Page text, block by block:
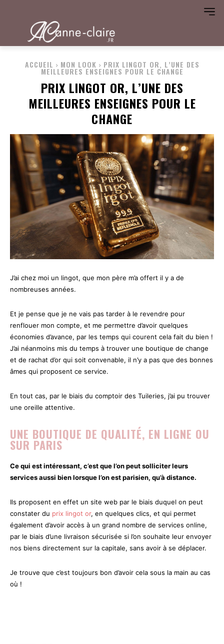
ACCUEIL MON LOOK PRIX LINGOT OR, L’UNE DES
MEILLEURES ENSEIGNES POUR LE CHANGE
PRIX LINGOT OR, L’UNE DES
MEILLEURES ENSEIGNES POUR LE
CHANGE
J’ai chez moi un lingot, que mon père m’a offert il y a de
nombreuses années.
Et je pense que je ne vais pas tarder à le revendre pour
renflouer mon compte, et me permettre d’avoir quelques
économies d’avance, par les temps qui courent cela fait du bien !
J’ai néanmoins mis du temps à trouver une boutique de change
et de rachat d’or qui soit convenable, il n’y a pas que des bonnes
âmes qui proposent ce service.
En tout cas, par le biais du comptoir des Tuileries, j’ai pu trouver
une oreille attentive.
UNE BOUTIQUE DE QUALITÉ, EN LIGNE OU
SUR PARIS
Ce qui est intéressant, c’est que l’on peut solliciter leurs
services aussi bien lorsque l’on est parisien, qu’à distance.
Ils proposent en effet un site web par le biais duquel on peut
constater du prix lingot or, en quelques clics, et qui permet
également d’avoir accès à un grand nombre de services online,
par le biais d’une livraison sécurisée si l’on souhaite leur envoyer
nos biens directement sur la capitale, sans avoir à se déplacer.
Je trouve que c’est toujours bon d’avoir cela sous la main au cas
où !